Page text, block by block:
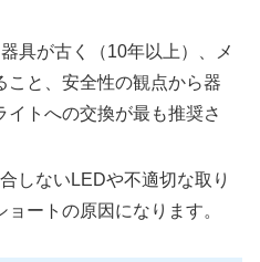
器具が古く（10年以上）、メ
こと、安全性の観点から器
トへの交換が最も推奨さ
しないLEDや不適切な取り
ートの原因になります。